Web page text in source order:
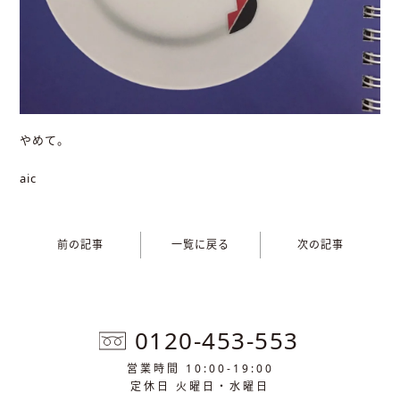
やめて。
aic
前の記事 一覧に戻る 次の記事
0120-453-553
営業時間 10:00-19:00
定休日 火曜日・水曜日